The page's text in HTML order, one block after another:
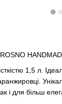
1,5 л.
і для більш